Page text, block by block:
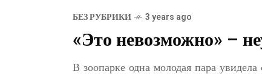
БЕЗ РУБРИКИ 3 years ago
«Это невозможно» –
В зоопарке одна молодая пара